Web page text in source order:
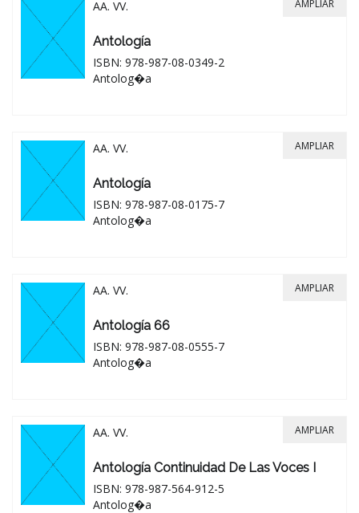
AA. VV.
Antología
ISBN: 978-987-08-0349-2
Antolog�a
AMPLIAR
AA. VV.
Antología
ISBN: 978-987-08-0175-7
Antolog�a
AMPLIAR
AA. VV.
Antología 66
ISBN: 978-987-08-0555-7
Antolog�a
AMPLIAR
AA. VV.
Antología Continuidad De Las Voces I
ISBN: 978-987-564-912-5
Antolog�a
AMPLIAR